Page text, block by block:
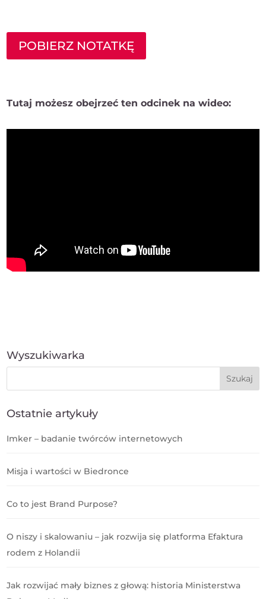
POBIERZ NOTATKĘ
Tutaj możesz obejrzeć ten odcinek na wideo:
Wyszukiwarka
Ostatnie artykuły
Imker – badanie twórców internetowych
Misja i wartości w Biedronce
Co to jest Brand Purpose?
O niszy i skalowaniu – jak rozwija się platforma Efaktura
rodem z Holandii
Jak rozwijać mały biznes z głową: historia Ministerstwa